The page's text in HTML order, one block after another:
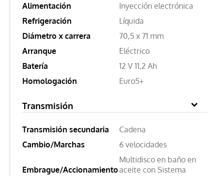
Alimentación
Inyección electrónica
Refrigeración
Líquida
Diámetro x carrera
70,5 x 71 mm
Arranque
Eléctrico
Batería
12 V 11,2 Ah
Homologación
Euro5+
Transmisión
Transmisión secundaria
Cadena
Cambio/Marchas
6 velocidades
Embrague/Accionamiento
Multidisco en baño en
aceite con Sistema